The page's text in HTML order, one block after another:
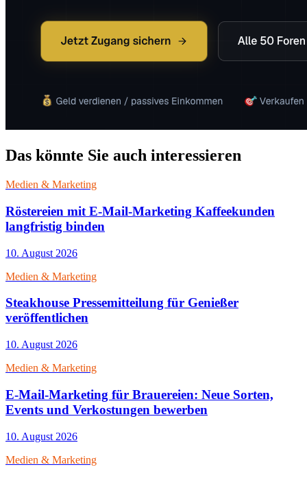
Das könnte Sie auch interessieren
Medien & Marketing
Röstereien mit E-Mail-Marketing Kaffeekunden
langfristig binden
10. August 2026
Medien & Marketing
Steakhouse Pressemitteilung für Genießer
veröffentlichen
10. August 2026
Medien & Marketing
E-Mail-Marketing für Brauereien: Neue Sorten,
Events und Verkostungen bewerben
10. August 2026
Medien & Marketing